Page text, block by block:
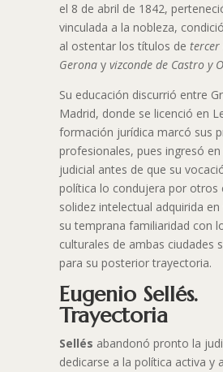
el 8 de abril de 1842,
vinculada a la nobleza,
al ostentar los títulos de tercer
Geronay vizconde de Castro y
Su educación discurrió entre
Madrid, donde se licenció en
formación jurídica marcó sus
profesionales, pues ingresó
judicial antes de que su
política lo condujera por otros
solidez intelectual adquirida
su temprana familiaridad con
culturales de ambas ciudades
para su posterior trayectoria.
Eugenio Sellés.
Trayectoria
Sellés abandonó pronto la
dedicarse a la política activa y